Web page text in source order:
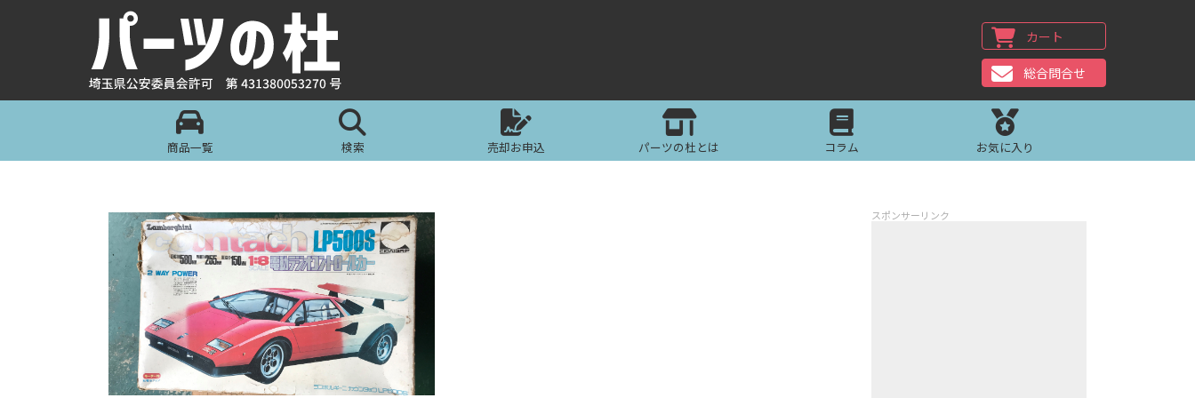
カート
総合問合せ
商品一覧 検索 売却お申込 パーツの杜とは コラム お気に入り
スポンサーリンク